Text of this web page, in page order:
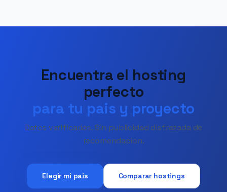
Encuentra el hosting
perfecto
para tu pais y proyecto
Datos verificados. Sin publicidad disfrazada de
recomendacion.
Elegir mi pais Comparar hostings